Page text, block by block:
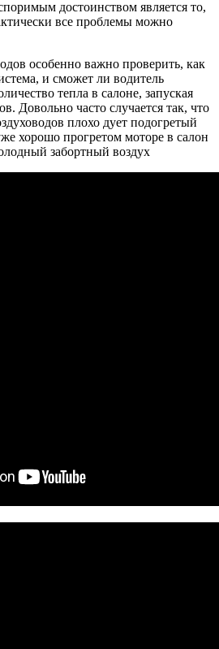
достоинством является то,
все проблемы можно
особенно важно проверить, как
и сможет ли водитель
тепла в салоне, запуская
Довольно часто случается так, что
плохо дует подогретый
хорошо прогретом моторе в салон
забортный воздух